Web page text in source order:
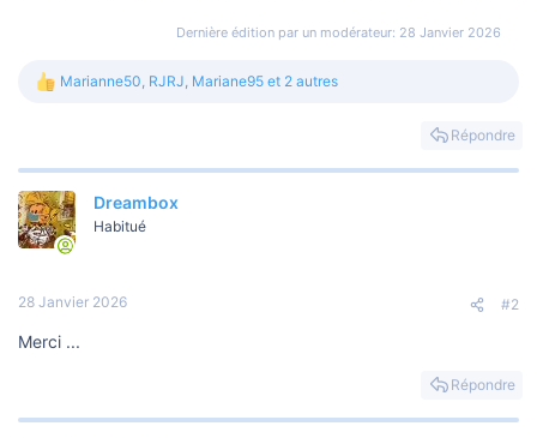
Dernière édition par un modérateur: 28 Janvier 2026
L
é
c
t
i
Marianne50, RJRJ, Mariane95 et 2 autres
Répondre
Dreambox
Habitué
28 Janvier 2026 #2
Merci ...
Répondre